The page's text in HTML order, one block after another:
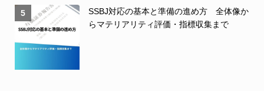
5
SSBJ対応の基本と準備の進め方 全体像か
らマテリアリティ評価・指標収集まで